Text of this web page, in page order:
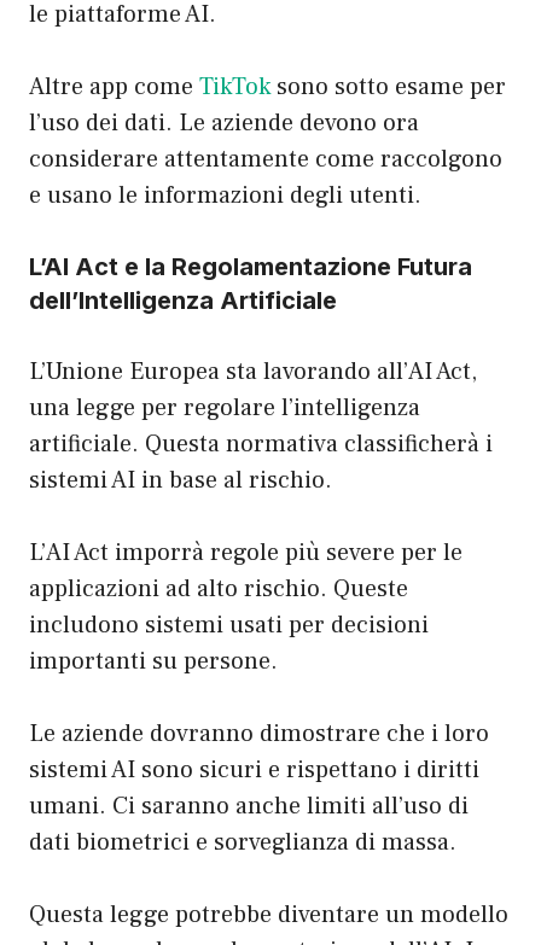
le piattaforme AI.
Altre app come TikToksono sotto esame per
l’uso dei dati. Le aziende devono ora
considerare attentamente come raccolgono
e usano le informazioni degli utenti.
L’AI Act e la Regolamentazione Futura
dell’Intelligenza Artificiale
L’Unione Europea sta lavorando all’AI Act,
una legge per regolare l’intelligenza
artificiale. Questa normativa classificherà i
sistemi AI in base al rischio.
L’AI Act imporrà regole più severe per le
applicazioni ad alto rischio. Queste
includono sistemi usati per decisioni
importanti su persone.
Le aziende dovranno dimostrare che i loro
sistemi AI sono sicuri e rispettano i diritti
umani. Ci saranno anche limiti all’uso di
dati biometrici e sorveglianza di massa.
Questa legge potrebbe diventare un modello